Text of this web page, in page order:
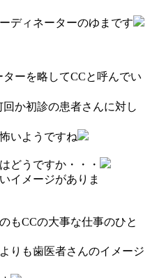
ディネーターのゆまです
ーを略してCCと呼んでい
か初診の患者さんに対し
いようですね
どうですか・・・
イメージがありま
もCCの大事な仕事のひと
りも歯医者さんのイメージ